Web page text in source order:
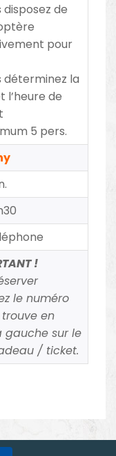
disposez de
pour
déterminez la
l’heure de
5 pers.
!
le numéro
en
gauche sur le
/ ticket.